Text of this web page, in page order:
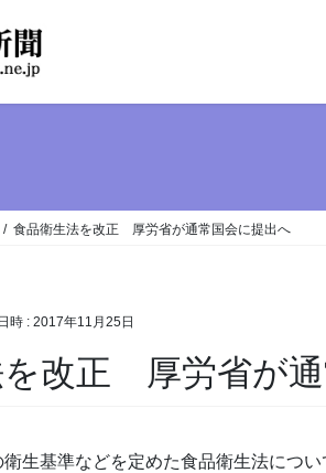
食品衛生法を改正 厚労省が通常国会に提出へ
時 : 2017年11月25日
を改正 厚労省が
生基準などを定めた食品衛生法につ